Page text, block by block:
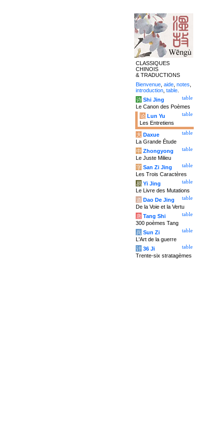
CLASSIQUES
CHINOIS
& TRADUCTIONS
Bienvenue aide notes
introduction table
table
诗 Shi Jing
Le Canon des Poèmes
table
论 Lun Yu
Les Entretiens
table
大 Daxue
La Grande Étude
table
中 Zhongyong
Le Juste Milieu
table
字 San Zi Jing
Les Trois Caractères
table
易 Yi Jing
Le Livre des Mutations
table
道 Dao De Jing
De la Voie et la Vertu
table
唐 Tang Shi
300 poèmes Tang
table
兵 Sun Zi
L'Art de la guerre
table
计 36 Ji
Trente-six stratagèmes